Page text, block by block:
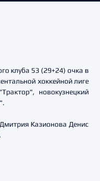
клуба 53 (29+24) очка в
хоккейной лиге
новокузнецкий
Казионова Денис